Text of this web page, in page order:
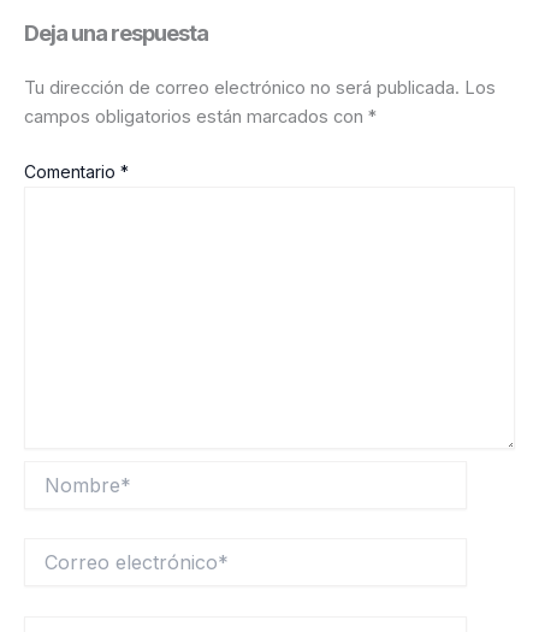
Deja una respuesta
Tu dirección de correo electrónico no será publicada. Los
campos obligatorios están marcados con *
Comentario *
electrónico*